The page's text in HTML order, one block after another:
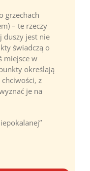
grzechach
– te rzeczy
duszy jest nie
świadczą o
miejsce w
określają
z
je na